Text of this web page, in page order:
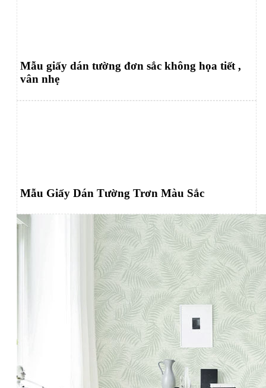
Mẫu giấy dán tường đơn sắc không họa tiết ,
vân nhẹ
Mẫu Giấy Dán Tường Trơn Màu Sắc